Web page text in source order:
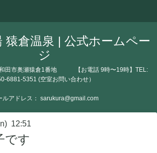
猿倉温泉 | 公式ホームペー
ジ
和田市奥瀬猿倉1番地 【お電話 9時〜19時】TEL:
6881-5351 (空室お問い合わせ）
ルアドレス： sarukura@gmail.com
12:51
です